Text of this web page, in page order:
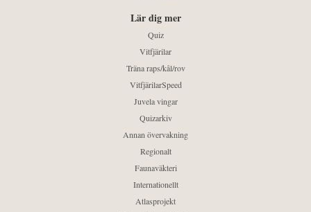
Lär dig mer
Quiz
Vitfjärilar
Träna raps/kål/rov
VitfjärilarSpeed
Juvela vingar
Quizarkiv
Annan övervakning
Regionalt
Faunaväkteri
Internationellt
Atlasprojekt